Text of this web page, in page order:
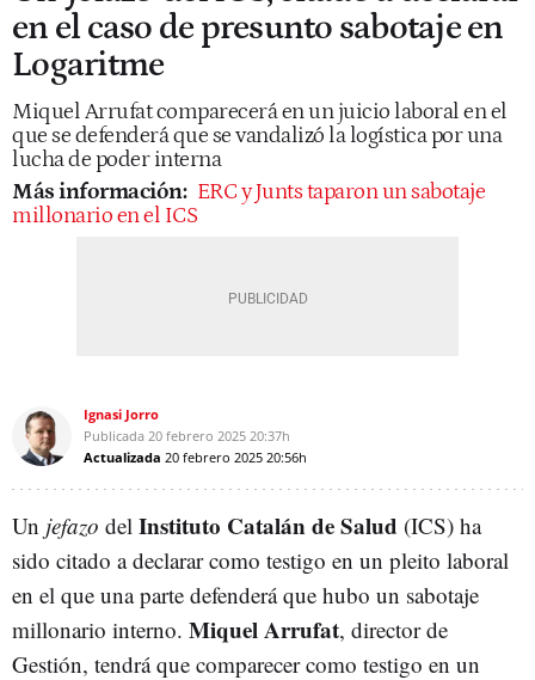
en el caso de presunto sabotaje en
Logaritme
Miquel Arrufat comparecerá en un juicio laboral en el
que se defenderá que se vandalizó la logística por una
lucha de poder interna
Más información: ERC y Junts taparon un sabotaje
millonario en el ICS
Ignasi Jorro
Publicada 20 febrero 2025 20:37h
Actualizada 20 febrero 2025 20:56h
Un jefazo del Instituto Catalán de Salud (ICS) ha
sido citado a declarar como testigo en un pleito laboral
en el que una parte defenderá que hubo un sabotaje
millonario interno. Miquel Arrufat, director de
Gestión, tendrá que comparecer como testigo en un